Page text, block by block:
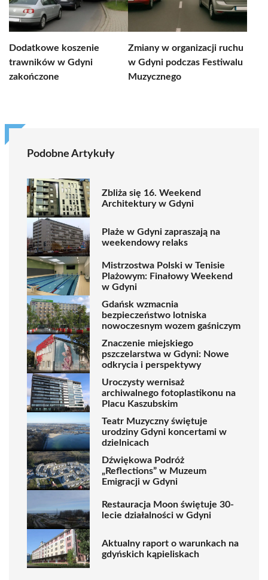
Dodatkowe koszenie
trawników w Gdyni
zakończone
Zmiany w organizacji ruchu
w Gdyni podczas Festiwalu
Muzycznego
Podobne Artykuły
Zbliża się 16. Weekend
Architektury w Gdyni
Plaże w Gdyni zapraszają na
weekendowy relaks
Mistrzostwa Polski w Tenisie
Plażowym: Finałowy Weekend
w Gdyni
Gdańsk wzmacnia
bezpieczeństwo lotniska
nowoczesnym wozem gaśniczym
Znaczenie miejskiego
pszczelarstwa w Gdyni: Nowe
odkrycia i perspektywy
Uroczysty wernisaż
archiwalnego fotoplastikonu na
Placu Kaszubskim
Teatr Muzyczny świętuje
urodziny Gdyni koncertami w
dzielnicach
Dźwiękowa Podróż
„Reflections” w Muzeum
Emigracji w Gdyni
Restauracja Moon świętuje 30-
lecie działalności w Gdyni
Aktualny raport o warunkach na
gdyńskich kąpieliskach